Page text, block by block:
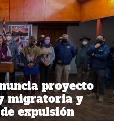
proyecto
migratoria y
expulsión